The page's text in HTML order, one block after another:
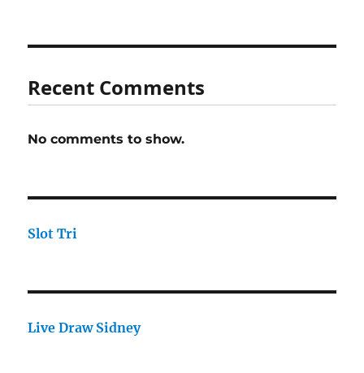
Recent Comments
No comments to show.
Slot Tri
Live Draw Sidney